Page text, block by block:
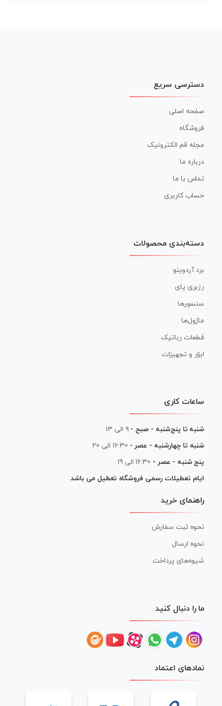
دسترسی سریع
صفحه اصلی
فروشگاه
مجله قم الکترونیک
درباره ما
تماس با ما
حساب کاربری
دسته‌بندی محصولات
برد آردوینو
رزبری پای
سنسورها
ماژول‌ها
قطعات رباتیک
ابزار و تجهیزات
ساعات کاری
شنبه تا پنج‌شنبه - صبح - ۹ الی ۱۳
شنبه تا چهارشنبه - عصر - 16:30 الی 20
پنج شنبه - عصر - 16:30 الی 19
ایام تعطیلات رسمی فروشگاه تعطیل می باشد
راهنمای خرید
نحوه ثبت سفارش
نحوه ارسال
شیوه‌های پرداخت
ما را دنبال کنید
نمادهای اعتماد